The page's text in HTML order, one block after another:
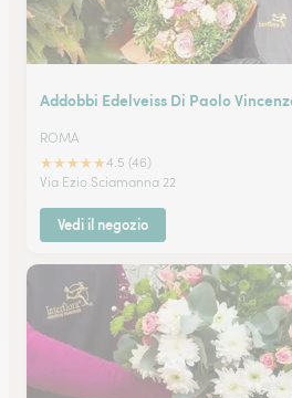
Addobbi Edelveiss Di Paolo
ROMA
★★★★★4.5 (46)
Via Ezio Sciamanna 22
Vedi il negozio